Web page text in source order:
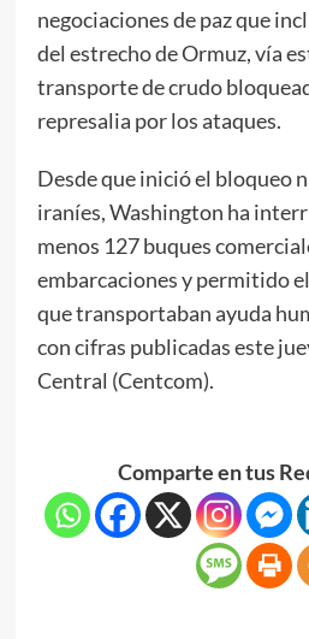
negociaciones de paz que
del estrecho de Ormuz, vía
transporte de crudo
represalia por los ataques.
Desde que inició el bloqueo
iraníes, Washington ha
menos 127 buques
embarcaciones y permitido
que transportaban ayuda
con cifras publicadas este
Central (Centcom).
Comparte en tus